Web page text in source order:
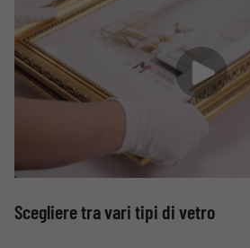
Scegliere tra vari tipi di vetro